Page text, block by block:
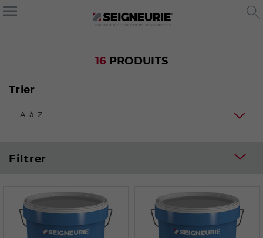
16 PRODUITS
Trier
A à Z
Filtrer